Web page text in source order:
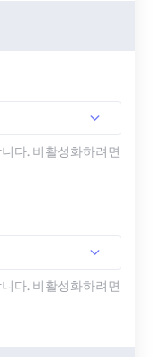
다. 비활성화하려면
다. 비활성화하려면